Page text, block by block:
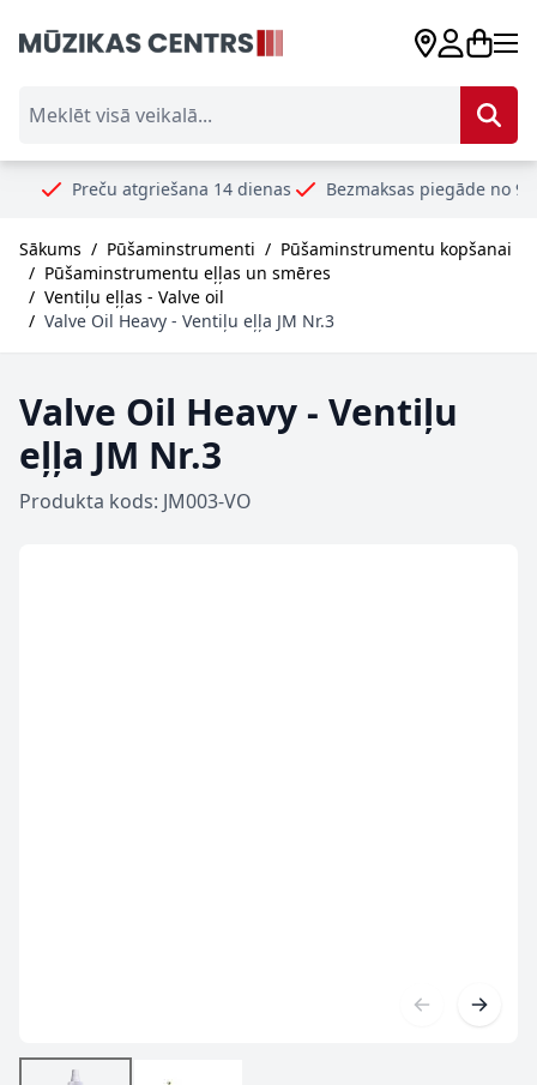
atgriešana 14 dienas Bezmaksas piegāde no 99€
Sākums / Pūšaminstrumenti / Pūšaminstrumentu kopšanai
/ Pūšaminstrumentu eļļas un smēres
/ Ventiļu eļļas - Valve oil
/ Valve Oil Heavy - Ventiļu eļļa JM Nr.3
Valve Oil Heavy - Ventiļu
eļļa JM Nr.3
Produkta kods: JM003-VO